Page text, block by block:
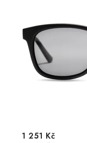
1 251 Kč